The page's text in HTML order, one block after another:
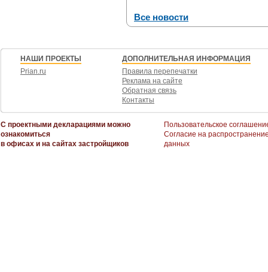
Все новости
НАШИ ПРОЕКТЫ
Prian.ru
ДОПОЛНИТЕЛЬНАЯ ИНФОРМАЦИЯ
Правила перепечатки
Реклама на сайте
Обратная связь
Контакты
С проектными декларациями можно
ознакомиться
в офисах и на сайтах застройщиков
Пользовательское
Согласие на
данных